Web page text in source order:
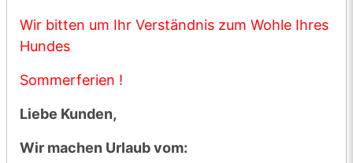
Dies ist
Tageshöchsttemperatur am Firmenstandort
Much.
Wir bitten um Ihr Verständnis zum Wohle Ihres
Hundes
Sommerferien !
Liebe Kunden,
Wir machen Urlaub vom: